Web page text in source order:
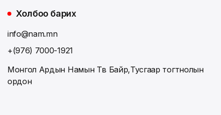
Холбоо барих
info@nam.mn
+(976) 7000-1921
Монгол Ардын Намын Төв Байр,Тусгаар тогтнолын
ордон